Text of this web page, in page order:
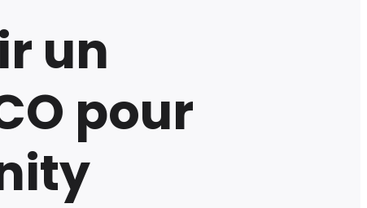
un
pour